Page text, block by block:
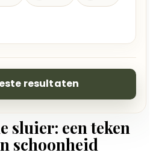
resultaten
sluier: een teken
schoonheid